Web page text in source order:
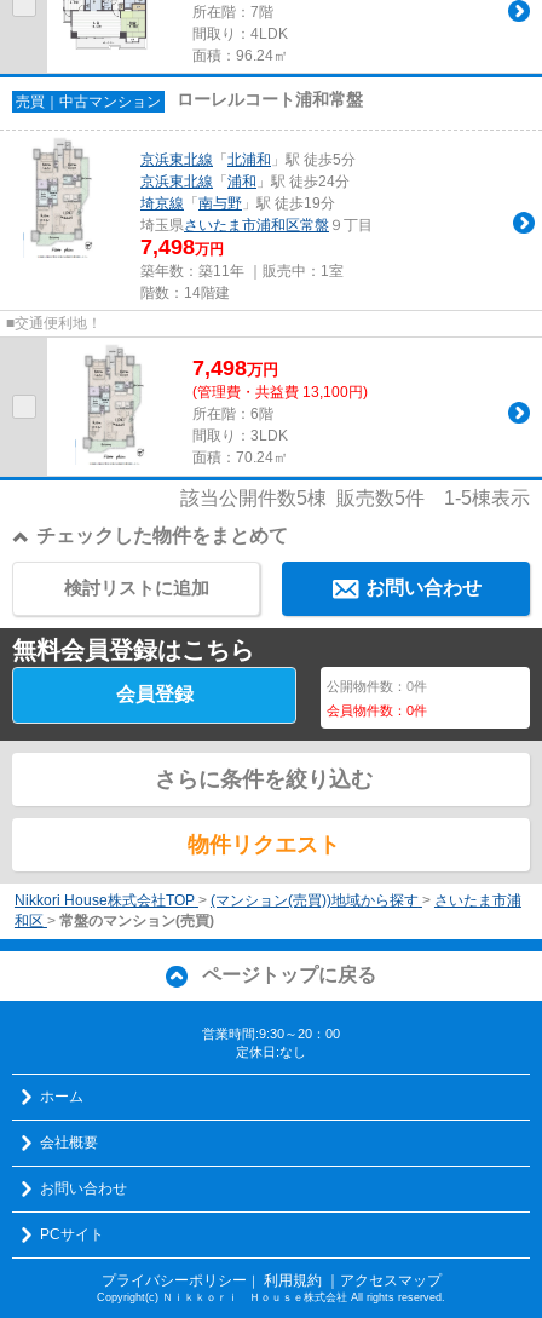
所在階：7階
間取り：4LDK
面積：96.24㎡
売買｜中古マンション ローレルコート浦和常盤
京浜東北線 「 北浦和 」駅 徒歩5分
京浜東北線 「 浦和 」駅 徒歩24分
埼京線 「 南与野 」駅 徒歩19分
埼玉県さいたま市浦和区常盤 ９丁目
7,498万円
築年数：築11年 ｜販売中： 1室
階数：14階建
■交通便利地！
7,498万円
(管理費・共益費 13,100円)
所在階：6階
間取り：3LDK
面積：70.24㎡
該当公開件数5棟 販売数5件 1-5棟表示
チェックした物件をまとめて
お問い合わせ
検討リストに追加
無料会員登録はこちら
会員登録 公開物件数：0件
会員物件数：0件
さらに条件を絞り込む
物件リクエスト
Nikkori House株式会社TOP > (マンション(売買))地域から探す > さいたま市浦
和区 > 常盤のマンション(売買)
ページトップに戻る
営業時間:9:30～20：00
定休日:なし
ホーム
会社概要
お問い合わせ
PCサイト
プライバシーポリシー ｜ 利用規約 ｜アクセスマップ
Copyright(c) Ｎｉｋｋｏｒｉ Ｈｏｕｓｅ株式会社 All rights reserved.